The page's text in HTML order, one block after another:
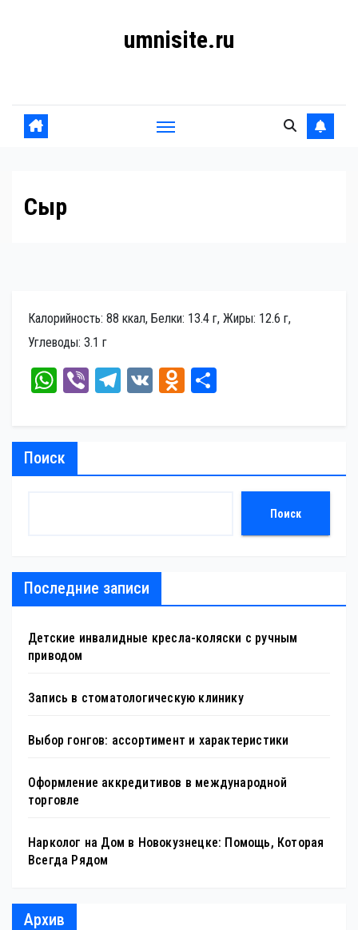
umnisite.ru
Сыр
Калорийность: 88 ккал, Белки: 13.4 г, Жиры: 12.6 г,
Углеводы: 3.1 г
W
A
pp
Vi
Te
m
V
O
ss ь
Поиск
Поиск
Последние записи
Детские инвалидные кресла-коляски с ручным
приводом
Запись в стоматологическую клинику
Выбор гонгов: ассортимент и характеристики
Оформление аккредитивов в международной
торговле
Нарколог на Дом в Новокузнецке: Помощь, Которая
Всегда Рядом
Архив